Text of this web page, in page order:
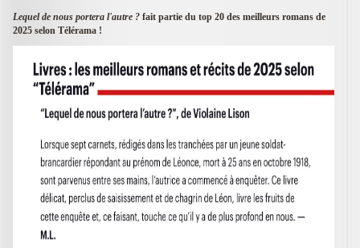
Lequel de nous portera l'autre ? fait partie du top 20 des meilleurs romans de
2025 selon Télérama !